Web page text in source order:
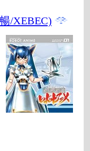
/XEBEC)